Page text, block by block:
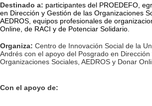
Destinado a: participantes del PROEDEFO,
en Dirección y Gestión de las Organizaciones
AEDROS, equipos profesionales de
Online, de RACI y de Potenciar Solidario.
Organiza: Centro de Innovación Social de la
Andrés con el apoyo del Posgrado en
Organizaciones Sociales, AEDROS y Donar
Con el apoyo de: